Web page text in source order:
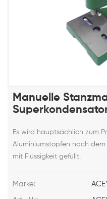
Manuelle
Es wird hauptsächlich zum
Aluminiumstopfen nach
mit Flüssigkeit gefüllt.
Marke: